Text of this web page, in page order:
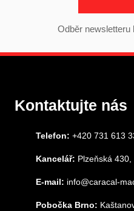
Odběr newsletteru
Kontaktujte nás
Telefon: +420 731 613
Kancelář: Plzeňská
E-mail: info@caracal-
Pobočka Brno: